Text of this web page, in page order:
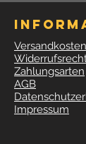
Zahlungsarten
AGB
Impressum